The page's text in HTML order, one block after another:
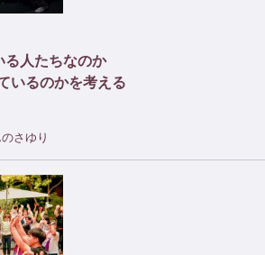
る人たちなのか
いるのかを考える
さゆり